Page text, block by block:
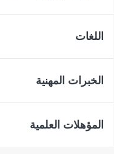
اللغات
الخبرات المهنية
المؤهلات العلمية